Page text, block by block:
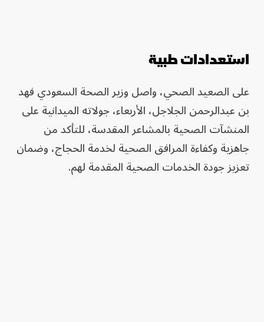
استعدادات طبية
على الصعيد الصحي، واصل وزير الصحة السعودي فهد
بن عبدالرحمن الجلاجل، الأربعاء، جولاته الميدانية على
المنشآت الصحية بالمشاعر المقدسة، للتأكد من
جاهزية وكفاءة المرافق الصحية لخدمة الحجاج، وضمان
تعزيز جودة الخدمات الصحية المقدمة لهم.